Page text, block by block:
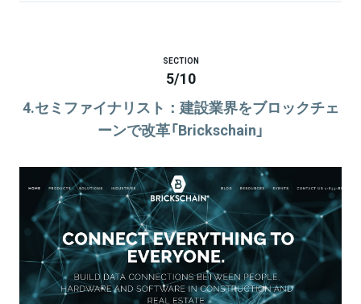
SECTION
5/10
4.セミファイナリスト：建設業界をブロックチェ
ーンで改革「Brickschain」